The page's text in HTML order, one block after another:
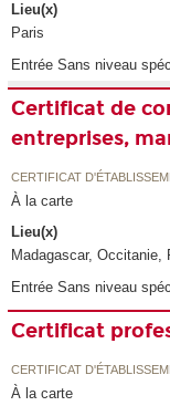
Lieu(x)
Paris
Entrée Sans niveau
Certificat de
entreprises,
CERTIFICAT
À la carte
Lieu(x)
Madagascar, Occitanie,
Entrée Sans niveau
Certificat
CERTIFICAT
À la carte